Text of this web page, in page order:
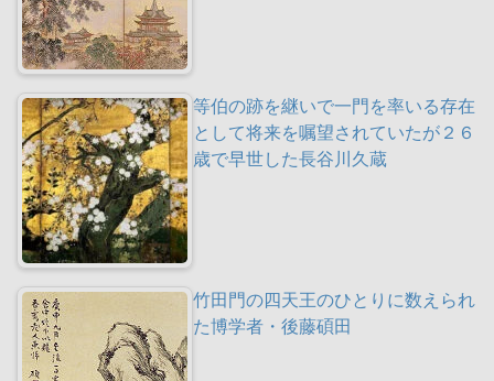
等伯の跡を継いで一門を率いる存在
として将来を嘱望されていたが２６
歳で早世した長谷川久蔵
竹田門の四天王のひとりに数えられ
た博学者・後藤碩田